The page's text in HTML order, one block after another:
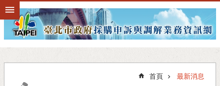
跳到主要內容區塊
首頁 最新消息